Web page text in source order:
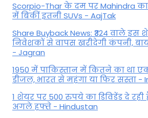
Scorpio-Thar के दम पर Mahindra
में बिकीं इतनी SUVs - AajTak
Share Buyback News: ₹324 वाले
निवेशकों से वापस खरीदेगी कंपनी,
- Jagran
1950 में पाकिस्तान में कितने का था
डीजल, भारत से महंगा या फिर सस्ता -
1 शेयर पर 500 रुपये का डिविडेंड दे
अगले हफ्ते - Hindustan